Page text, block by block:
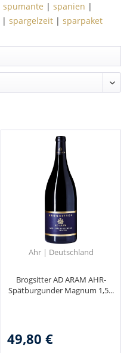
spumante | spanien |
| spargelzeit | sparpaket
Ahr | Deutschland
Brogsitter AD ARAM AHR-
Spätburgunder Magnum 1,5...
49,80 €